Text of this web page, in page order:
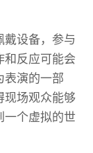
设备，参与
和反应可能会
表演的一部
现场观众能够
一个虚拟的世